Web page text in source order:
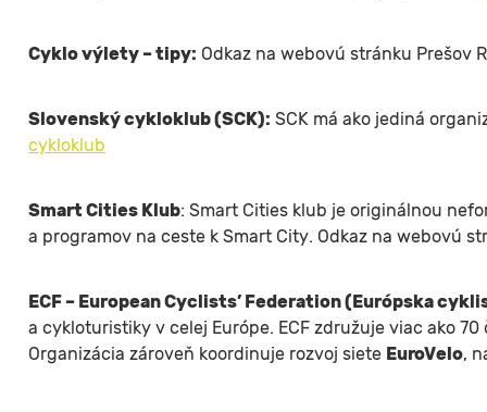
Cyklo výlety – tipy: Odkaz na webovú stránku Prešov
Slovenský cykloklub (SCK): SCK má ako jediná
cykloklub
Smart Cities Klub: Smart Cities klub je originálnou
a programov na ceste k Smart City. Odkaz na webovú
ECF – European Cyclists’ Federation (Európska
a cykloturistiky v celej Európe. ECF združuje viac ako
Organizácia zároveň koordinuje rozvoj siete EuroVelo,